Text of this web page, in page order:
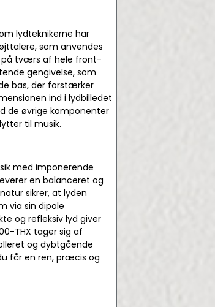
lydteknikerne har
som anvendes
på tværs af hele front-
gengivelse, som
bas, der forstærker
ind i lydbilledet
de øvrige komponenter
til musik.
med imponerende
en balanceret og
sikrer, at lyden
via sin dipole
og refleksiv lyd giver
THX tager sig af
og dybtgående
får en ren, præcis og